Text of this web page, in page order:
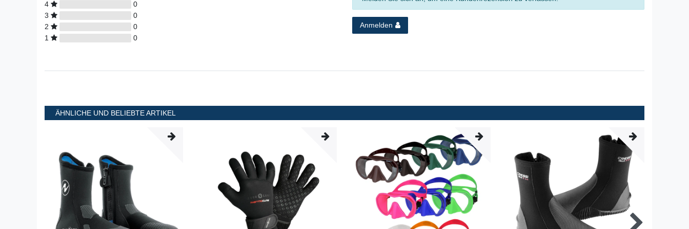
4
0
3
0
2
0
1
0
Anmelden
ÄHNLICHE UND BELIEBTE ARTIKEL